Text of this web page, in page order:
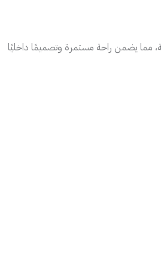
مما يضمن راحة مستمرة وتصميمًا داخليًا